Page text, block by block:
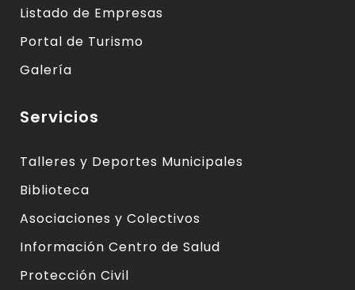
Listado de Empresas
Portal de Turismo
Galería
Servicios
Talleres y Deportes Municipales
Biblioteca
Asociaciones y Colectivos
Información Centro de Salud
Protección Civil